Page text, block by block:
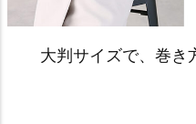
大判サイズで、巻き